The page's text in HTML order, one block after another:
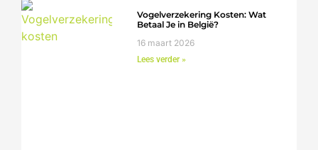
Vogelverzekering Kosten: Wat
Betaal Je in België?
16 maart 2026
Lees verder »